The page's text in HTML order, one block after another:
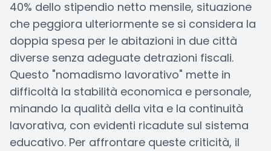
40% dello stipendio netto mensile, situazione
che peggiora ulteriormente se si considera la
doppia spesa per le abitazioni in due città
diverse senza adeguate detrazioni fiscali.
Questo "nomadismo lavorativo" mette in
difficoltà la stabilità economica e personale,
minando la qualità della vita e la continuità
lavorativa, con evidenti ricadute sul sistema
educativo. Per affrontare queste criticità, il